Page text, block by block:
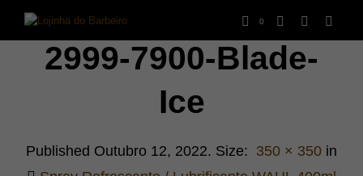
0
2999-7900-Blade-
Ice
Published Outubro 12, 2022. Size: 350 × 350 in